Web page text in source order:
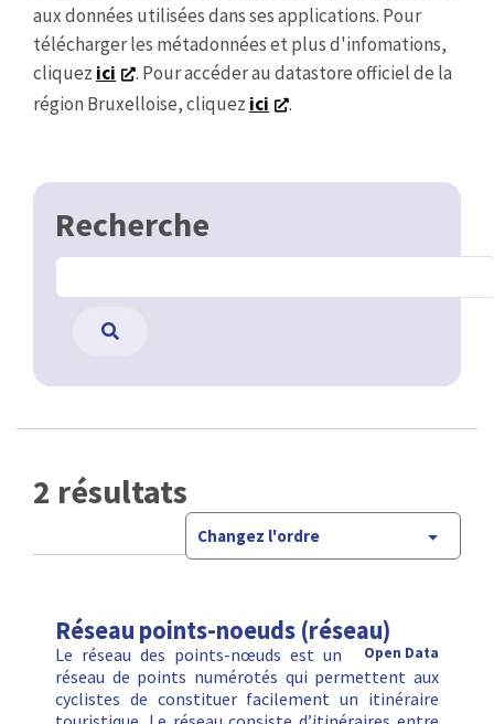
aux données utilisées dans ses applications. Pour
télécharger les métadonnées et plus d'infomations,
cliquez ici
. Pour accéder au datastore officiel de la
région Bruxelloise, cliquez ici .
Recherche
2 résultats
Changez l'ordre
Réseau points-noeuds (réseau)
Open Data
Le réseau des points-nœuds est un
réseau de points numérotés qui permettent aux
cyclistes de constituer facilement un itinéraire